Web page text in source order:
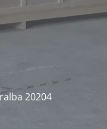
20204